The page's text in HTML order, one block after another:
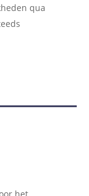
qua